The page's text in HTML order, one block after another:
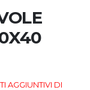
AGGIUNTIVI DI